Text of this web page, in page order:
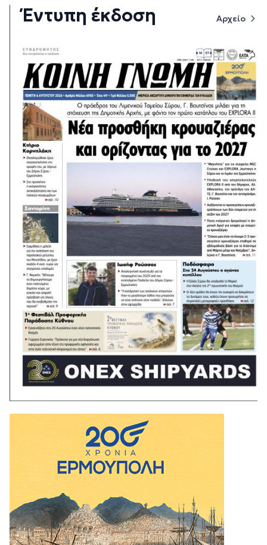
Έντυπη έκδοση Αρχείο